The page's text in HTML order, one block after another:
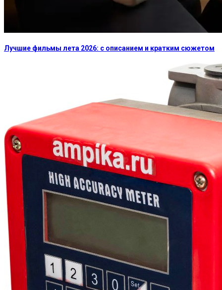
Лучшие фильмы лета 2026: с описанием и кратким сюжетом